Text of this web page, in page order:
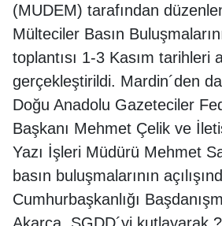
(MUDEM) tarafından
Mülteciler Basın
toplantısı 1-3 Kasım tarihleri
gerçekleştirildi. Mardin´den
Doğu Anadolu Gazeteciler
Başkanı Mehmet Çelik ve
Yazı İşleri Müdürü Mehmet
basın buluşmalarının
Cumhurbaşkanlığı